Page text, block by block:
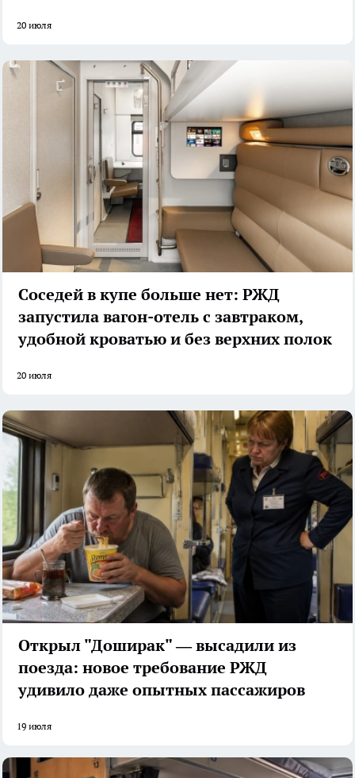
20 июля
Соседей в купе больше нет: РЖД
запустила вагон-отель с завтраком,
удобной кроватью и без верхних полок
20 июля
Открыл "Доширак" — высадили из
поезда: новое требование РЖД
удивило даже опытных пассажиров
19 июля